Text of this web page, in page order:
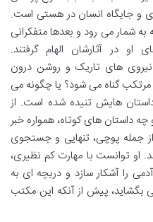
و جایگاه انسان در هستی است.
به شمار می رود و بعدها متفکرانی
در آثارشان الهام گرفتند.
نیروی های تاریک و روشن درون
گناه می شود؟ یا چگونه می
هایش تنیده شده است. از
داستان های کوتاه، همواره خبر
جمله پوچی، تنهایی و جستجوی
او توانست با مهارت کم نظیری،
را آشکار سازد و دریچه ای به
بگشاید، پیش از آنکه این مکتب